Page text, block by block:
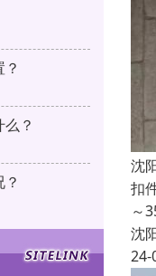
？
沈
扣
～
沈
24-